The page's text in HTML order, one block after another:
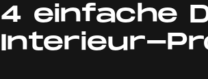
4 einfache
Interieur-